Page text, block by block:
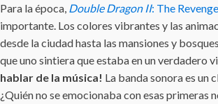
Para la época, Double Dragon II: The Revenge
importante. Los colores vibrantes y las
desde la ciudad hasta las mansiones y
que uno sintiera que estaba en un verdadero
hablar de la música! La banda sonora es un
¿Quién no se emocionaba con esas primeras